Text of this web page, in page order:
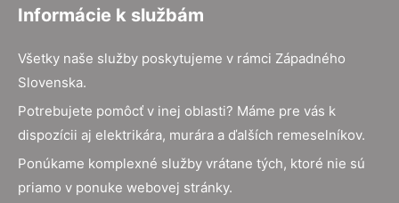
Informácie k službám
Všetky naše služby poskytujeme v rámci Západného
Slovenska.
Potrebujete pomôcť v inej oblasti? Máme pre vás k
dispozícii aj elektrikára, murára a ďalších remeselníkov.
Ponúkame komplexné služby vrátane tých, ktoré nie sú
priamo v ponuke webovej stránky.